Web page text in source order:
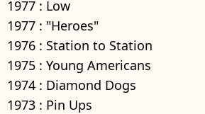
1977 : Low
1977 : "Heroes"
1976 : Station to Station
1975 : Young Americans
1974 : Diamond Dogs
1973 : Pin Ups